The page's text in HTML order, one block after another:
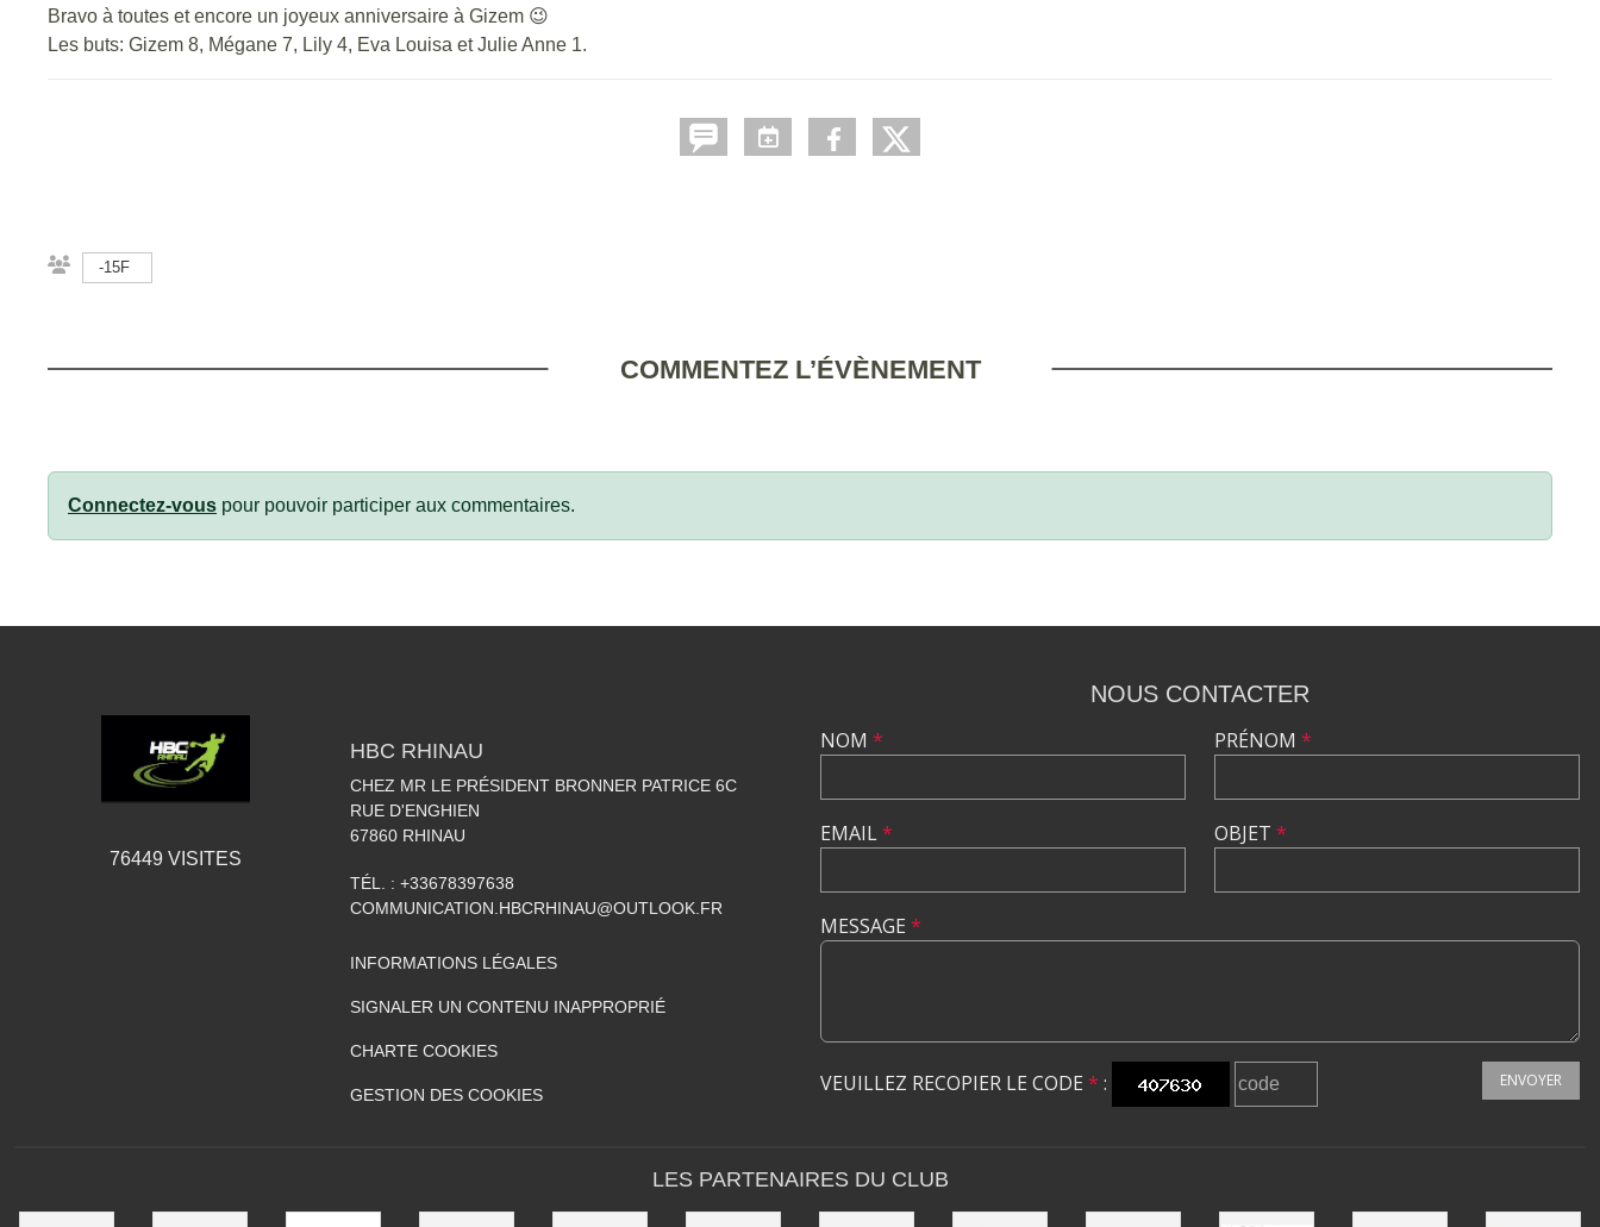
Bravo à toutes et encore un joyeux anniversaire à Gizem 😉
Les buts: Gizem 8, Mégane 7, Lily 4, Eva Louisa et Julie Anne 1.
-15F
COMMENTEZ L’ÉVÈNEMENT
Connectez-vous pour pouvoir participer aux commentaires.
76449 VISITES
HBC RHINAU
CHEZ MR LE PRÉSIDENT BRONNER PATRICE 6C
RUE D'ENGHIEN
67860 RHINAU
TÉL. : +33678397638
COMMUNICATION.HBCRHINAU@OUTLOOK.FR
INFORMATIONS LÉGALES
SIGNALER UN CONTENU INAPPROPRIÉ
CHARTE COOKIES
GESTION DES COOKIES
NOUS CONTACTER
NOM *
EMAIL*
PRÉNOM *
OBJET *
MESSAGE *
VEUILLEZ RECOPIER LE CODE * : ENVOYER
LES PARTENAIRES DU CLUB